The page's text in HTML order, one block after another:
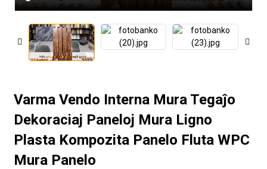
Varma Vendo Interna Mura Tegaĵo
Dekoraciaj Paneloj Mura Ligno
Plasta Kompozita Panelo Fluta WPC
Mura Panelo